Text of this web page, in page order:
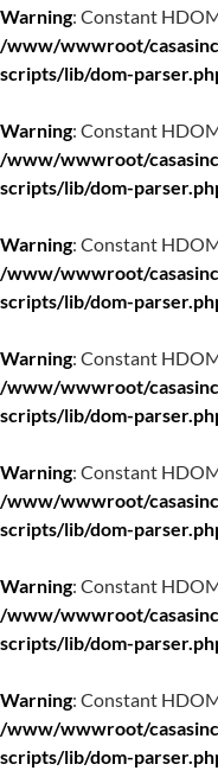
Warning: Constant
/www/wwwroot/
scripts/lib/dom-
Warning: Constant
/www/wwwroot/
scripts/lib/dom-
Warning: Constant
/www/wwwroot/
scripts/lib/dom-
Warning: Constant
/www/wwwroot/
scripts/lib/dom-
Warning: Constant
/www/wwwroot/
scripts/lib/dom-
Warning: Constant
/www/wwwroot/
scripts/lib/dom-
Warning: Constant
/www/wwwroot/
scripts/lib/dom-